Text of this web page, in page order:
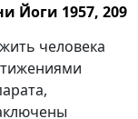
Йоги 1957, 209
человека